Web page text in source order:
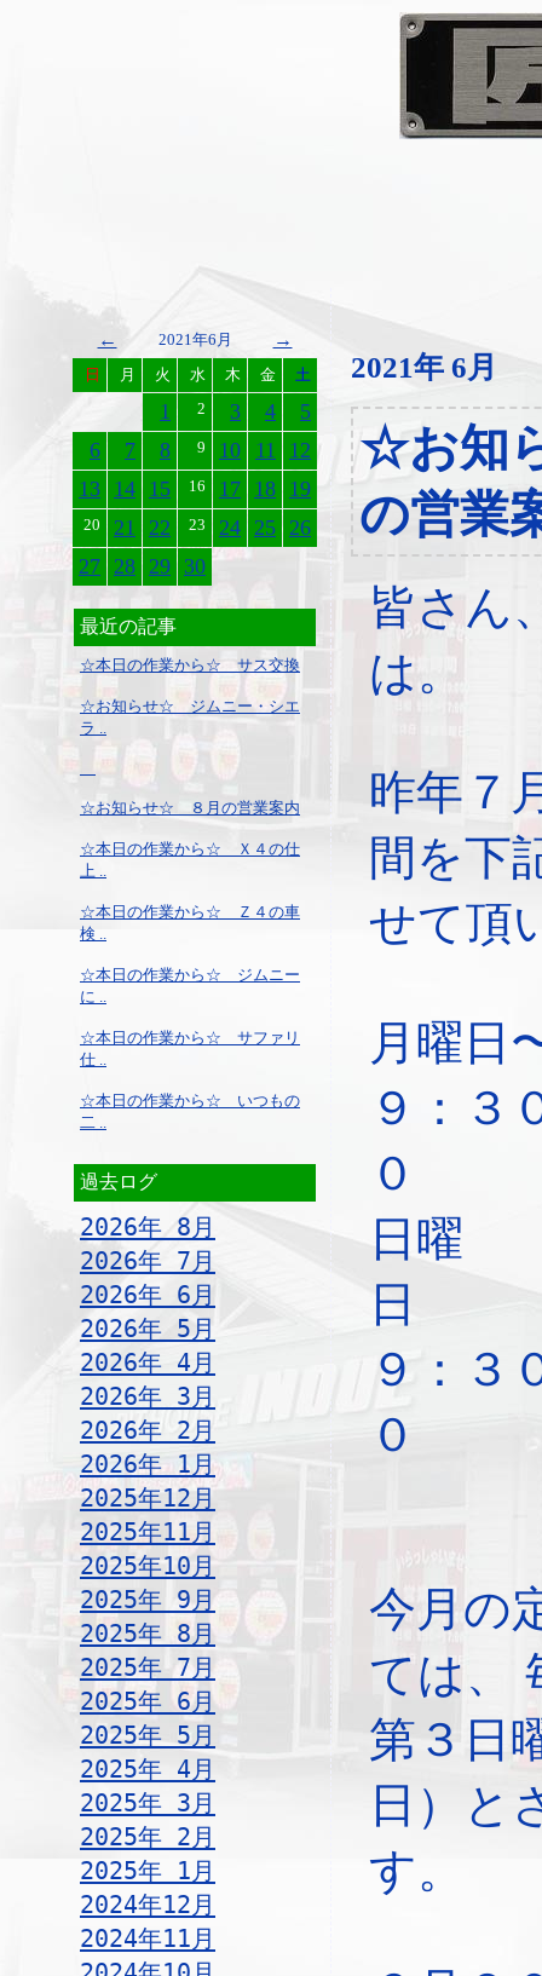
← 2021年6月 →
日 月 火 水 木 金 土
1 2 3 4
5
6
7 8 9 10 11
12
13 14 15 16 17 18 19
20 21 22 23 24 25 26
27 28 29 30
最近の記事
☆本日の作業から☆ サス交換
☆お知らせ☆ ジムニー・シエ
ラ ..
☆お知らせ☆ ８月の営業案内
☆本日の作業から☆ Ｘ４の仕
上 ..
☆本日の作業から☆ Ｚ４の車
検 ..
☆本日の作業から☆ ジムニー
に ..
☆本日の作業から☆ サファリ
仕 ..
☆本日の作業から☆ いつもの
二 ..
過去ログ
2026年 8月
2026年 7月
2026年 6月
2026年 5月
2026年 4月
2026年 3月
2026年 2月
2026年 1月
2025年12月
2025年11月
2025年10月
2025年 9月
2025年 8月
2025年 7月
2025年 6月
2025年 5月
2025年 4月
2025年 3月
2025年 2月
2025年 1月
2024年12月
2024年11月
2021年 6月
☆お知
の営業
皆さん
は。
昨年７
間を下
せて頂
月曜
９：３
０
日曜
９：３
０
今月の
ては、
第３日
日）と
す。